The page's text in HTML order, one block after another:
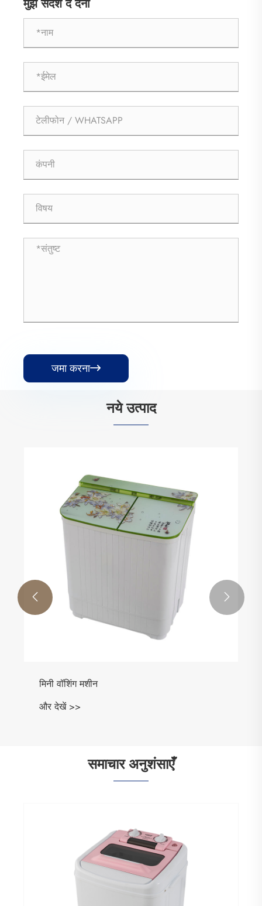
मुझे संदेश दे देना
जमा करना
नये उत्पाद
मिनी वॉशिंग मशीन
और देखें >>
 
समाचार अनुशंसाएँ